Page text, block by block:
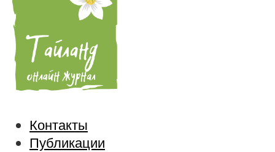
Контакты
Публикации